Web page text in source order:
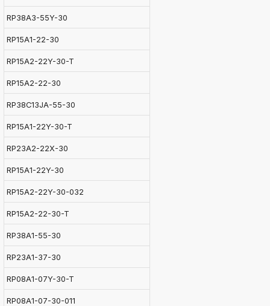
RP38A3-55Y-30
RP15A1-22-30
RP15A2-22Y-30-T
RP15A2-22-30
RP38C13JA-55-30
RP15A1-22Y-30-T
RP23A2-22X-30
RP15A1-22Y-30
RP15A2-22Y-30-032
RP15A2-22-30-T
RP38A1-55-30
RP23A1-37-30
RP08A1-07Y-30-T
RP08A1-07-30-011